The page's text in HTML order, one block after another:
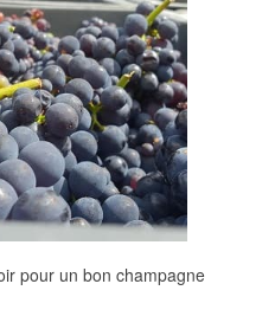
pour un bon champagne